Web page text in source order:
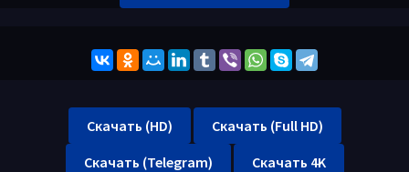
Скачать (HD)
Скачать (Full HD)
Скачать (Telegram)
Скачать 4K